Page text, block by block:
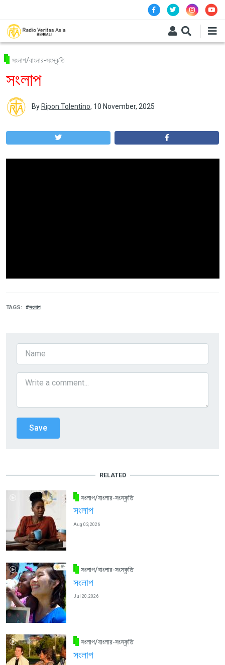
সংলাপ/বাংলার-সংস্কৃতি
সংলাপ
By Ripon Tolentino, 10 November, 2025
TAGS সংলাপ
RELATED
সংলাপ/বাংলার-সংস্কৃতি
সংলাপ
Aug 03, 2026
সংলাপ/বাংলার-সংস্কৃতি
সংলাপ
Jul 20, 2026
সংলাপ/বাংলার-সংস্কৃতি
সংলাপ